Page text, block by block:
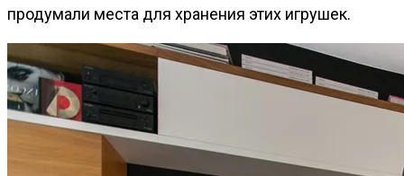
продумали места для хранения этих игрушек.